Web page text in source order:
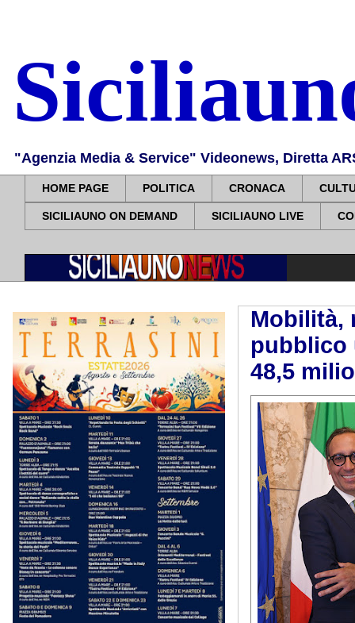
"Agenzia Media & Service" Videonews, Diretta
HOME PAGE POLITICA CRONACA
SICILIAUNO ON DEMAND SICILIAUNO LIVE
Mobilità,
pubblico
48,5